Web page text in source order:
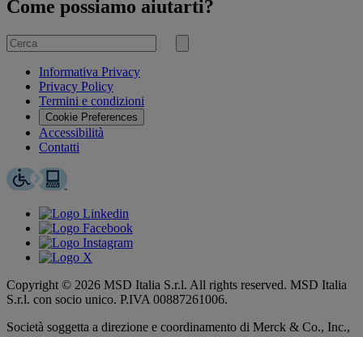
Come possiamo aiutarti?
Cerca
per
Invia
Informativa Privacy
Privacy Policy
Termini e condizioni
Cookie Preferences
Accessibilità
Contatti
Copyright © 2026 MSD Italia S.r.l. All rights reserved. MSD Italia
S.r.l. con socio unico. P.IVA 00887261006.
Società soggetta a direzione e coordinamento di Merck & Co., Inc.,